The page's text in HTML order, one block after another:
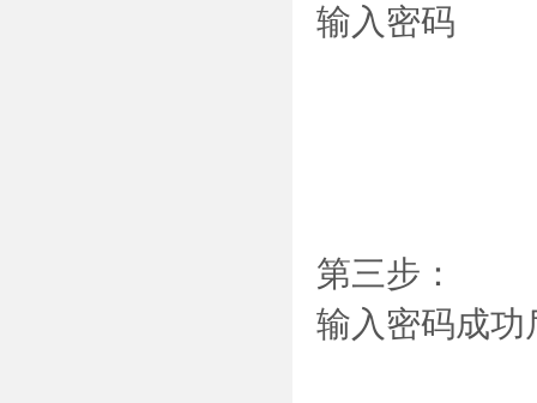
输入密码
第三步：
输入密码成功